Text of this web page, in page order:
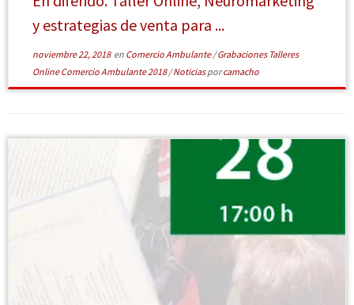
y estrategias de venta para ...
noviembre 22, 2018en Comercio Ambulante/Grabaciones Talleres
Online Comercio Ambulante 2018/Noticiasporcamacho